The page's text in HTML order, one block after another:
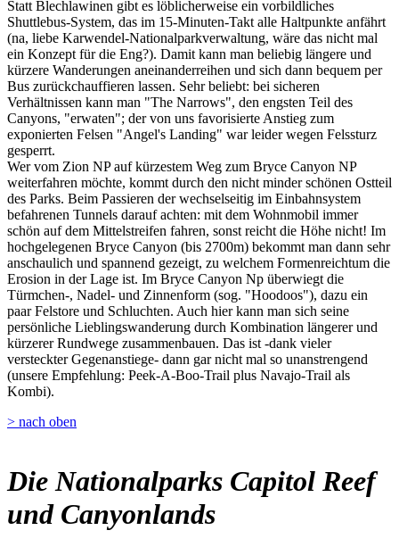
Statt Blechlawinen gibt es löblicherweise ein vorbildliches
Shuttlebus-System, das im 15-Minuten-Takt alle Haltpunkte anfährt
(na, liebe Karwendel-Nationalparkverwaltung, wäre das nicht mal
ein Konzept für die Eng?). Damit kann man beliebig längere und
kürzere Wanderungen aneinanderreihen und sich dann bequem per
Bus zurückchauffieren lassen. Sehr beliebt: bei sicheren
Verhältnissen kann man "The Narrows", den engsten Teil des
Canyons, "erwaten"; der von uns favorisierte Anstieg zum
exponierten Felsen "Angel's Landing" war leider wegen Felssturz
gesperrt.
Wer vom Zion NP auf kürzestem Weg zum Bryce Canyon NP
weiterfahren möchte, kommt durch den nicht minder schönen Ostteil
des Parks. Beim Passieren der wechselseitig im Einbahnsystem
befahrenen Tunnels darauf achten: mit dem Wohnmobil immer
schön auf dem Mittelstreifen fahren, sonst reicht die Höhe nicht! Im
hochgelegenen Bryce Canyon (bis 2700m) bekommt man dann sehr
anschaulich und spannend gezeigt, zu welchem Formenreichtum die
Erosion in der Lage ist. Im Bryce Canyon Np überwiegt die
Türmchen-, Nadel- und Zinnenform (sog. "Hoodoos"), dazu ein
paar Felstore und Schluchten. Auch hier kann man sich seine
persönliche Lieblingswanderung durch Kombination längerer und
kürzerer Rundwege zusammenbauen. Das ist -dank vieler
versteckter Gegenanstiege- dann gar nicht mal so unanstrengend
(unsere Empfehlung: Peek-A-Boo-Trail plus Navajo-Trail als
Kombi).
> nach oben
Die Nationalparks Capitol Reef
und Canyonlands